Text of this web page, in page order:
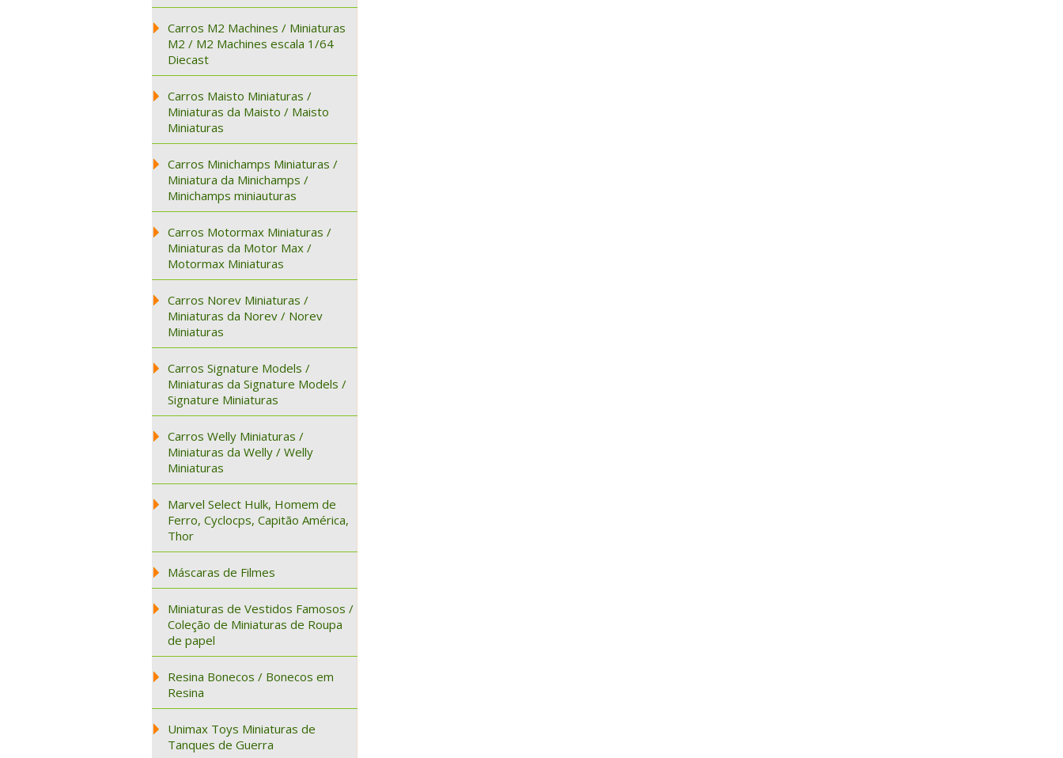
Carros M2 Machines / Miniaturas
M2 / M2 Machines escala 1/64
Diecast
Carros Maisto Miniaturas /
Miniaturas da Maisto / Maisto
Miniaturas
Carros Minichamps Miniaturas /
Miniatura da Minichamps /
Minichamps miniauturas
Carros Motormax Miniaturas /
Miniaturas da Motor Max /
Motormax Miniaturas
Carros Norev Miniaturas /
Miniaturas da Norev / Norev
Miniaturas
Carros Signature Models /
Miniaturas da Signature Models /
Signature Miniaturas
Carros Welly Miniaturas /
Miniaturas da Welly / Welly
Miniaturas
Marvel Select Hulk, Homem de
Ferro, Cyclocps, Capitão América,
Thor
Máscaras de Filmes
Miniaturas de Vestidos Famosos /
Coleção de Miniaturas de Roupa
de papel
Resina Bonecos / Bonecos em
Resina
Unimax Toys Miniaturas de
Tanques de Guerra